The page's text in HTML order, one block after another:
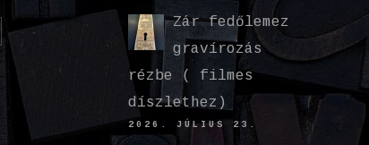
Zár fedőlemez
gravírozás
rézbe ( filmes
díszlethez)
2026. JÚLIUS 23.